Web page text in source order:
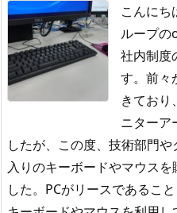
こんにち
ループの
社内制度
す。 前々
きており
ニターア
したが、この度、技術部門
入りのキーボードやマウス
した。 PCがリースであるこ